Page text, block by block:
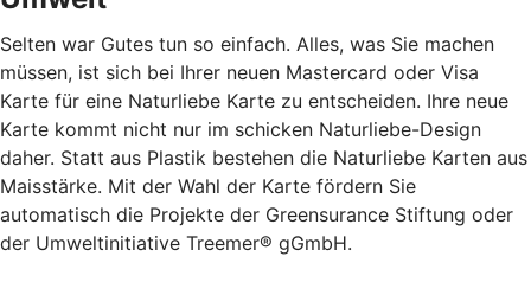
Selten war Gutes tun so einfach. Alles, was Sie machen
müssen, ist sich bei Ihrer neuen Mastercard oder Visa
Karte für eine Naturliebe Karte zu entscheiden. Ihre neue
Karte kommt nicht nur im schicken Naturliebe-Design
daher. Statt aus Plastik bestehen die Naturliebe Karten aus
Maisstärke. Mit der Wahl der Karte fördern Sie
automatisch die Projekte der Greensurance Stiftung oder
der Umweltinitiative Treemer® gGmbH.